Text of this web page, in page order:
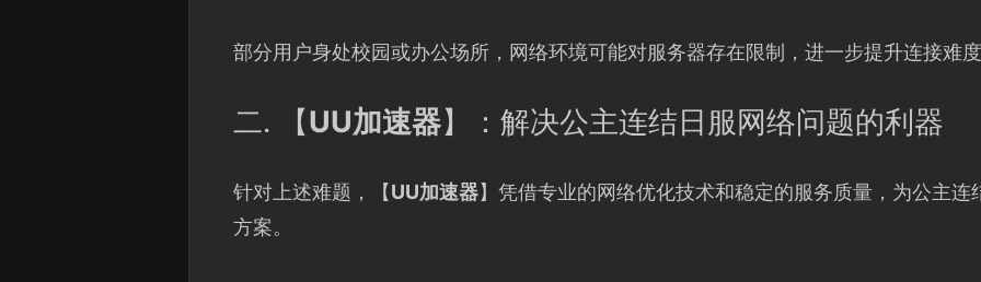
部分用户身处校园或办公场所，网络环境可能对服务器存在限制，进一步提升连接难
二. 【UU加速器】：解决公主连结日服网络问题的利器
针对上述难题，【UU加速器】凭借专业的网络优化技术和稳定的服务质量，为公主
方案。